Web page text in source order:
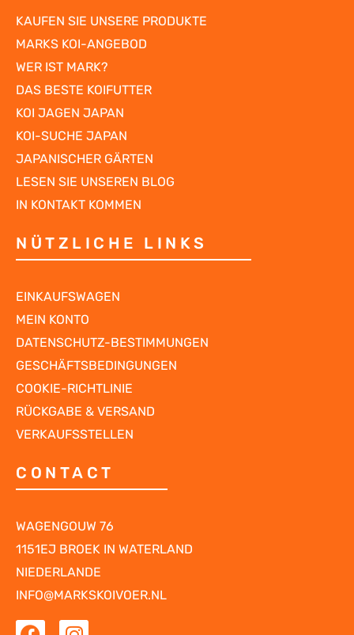
KAUFEN SIE UNSERE PRODUKTE
MARKS KOI-ANGEBOD
WER IST MARK?
DAS BESTE KOIFUTTER
KOI JAGEN JAPAN
KOI-SUCHE JAPAN
JAPANISCHER GÄRTEN
LESEN SIE UNSEREN BLOG
IN KONTAKT KOMMEN
NÜTZLICHE LINKS
EINKAUFSWAGEN
MEIN KONTO
DATENSCHUTZ-BESTIMMUNGEN
GESCHÄFTSBEDINGUNGEN
COOKIE-RICHTLINIE
RÜCKGABE & VERSAND
VERKAUFSSTELLEN
CONTACT
WAGENGOUW 76
1151EJ BROEK IN WATERLAND
NIEDERLANDE
INFO@MARKSKOIVOER.NL
F I